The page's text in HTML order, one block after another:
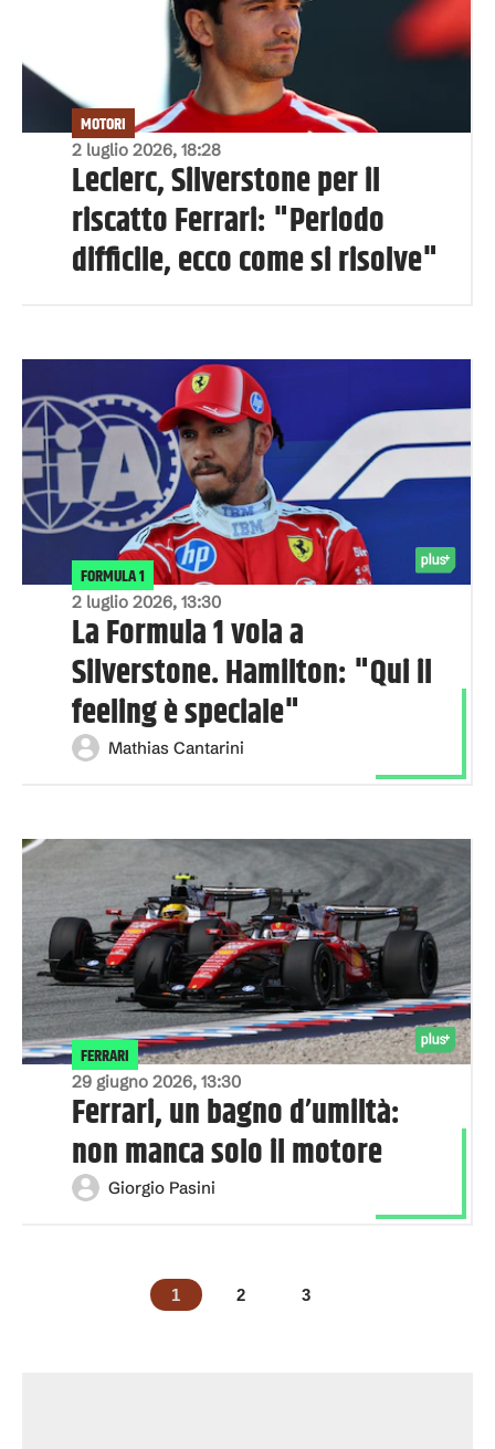
2 luglio 2026, 18:28
MOTORI
Leclerc, Silverstone per il
riscatto Ferrari: "Periodo
difficile, ecco come si risolve"
2 luglio 2026, 13:30
FORMULA 1
La Formula 1 vola a
Silverstone. Hamilton: "Qui il
feeling è speciale"
Mathias Cantarini
29 giugno 2026, 13:30
FERRARI
Ferrari, un bagno d’umiltà:
non manca solo il motore
Giorgio Pasini
1 2 3